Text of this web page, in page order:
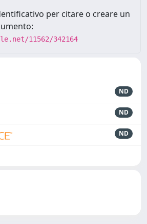
per citare o creare un
11562/342164
ND
ND
ND